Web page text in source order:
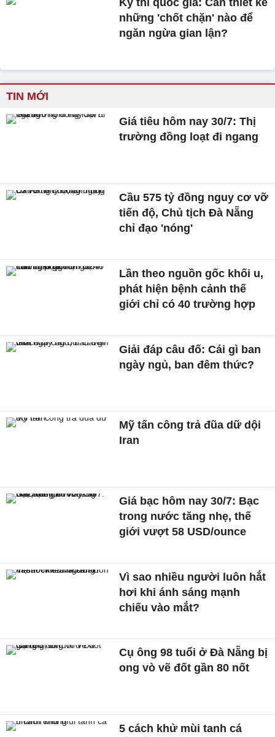
những 'chốt chặn' nào để
ngăn ngừa gian lận?
TIN MỚI
Giá tiêu hôm nay 30/7: Thị
trường đồng loạt đi ngang
Cầu 575 tỷ đồng nguy cơ vỡ
tiến độ, Chủ tịch Đà Nẵng
chỉ đạo 'nóng'
Lần theo nguồn gốc khối u,
phát hiện bệnh cảnh thế
giới chỉ có 40 trường hợp
Giải đáp câu đố: Cái gì ban
ngày ngủ, ban đêm thức?
Mỹ tấn công trả đũa dữ dội
Iran
Giá bạc hôm nay 30/7: Bạc
trong nước tăng nhẹ, thế
giới vượt 58 USD/ounce
Vì sao nhiều người luôn hắt
hơi khi ánh sáng mạnh
chiếu vào mắt?
Cụ ông 98 tuổi ở Đà Nẵng bị
ong vò vẽ đốt gần 80 nốt
5 cách khử mùi tanh cá